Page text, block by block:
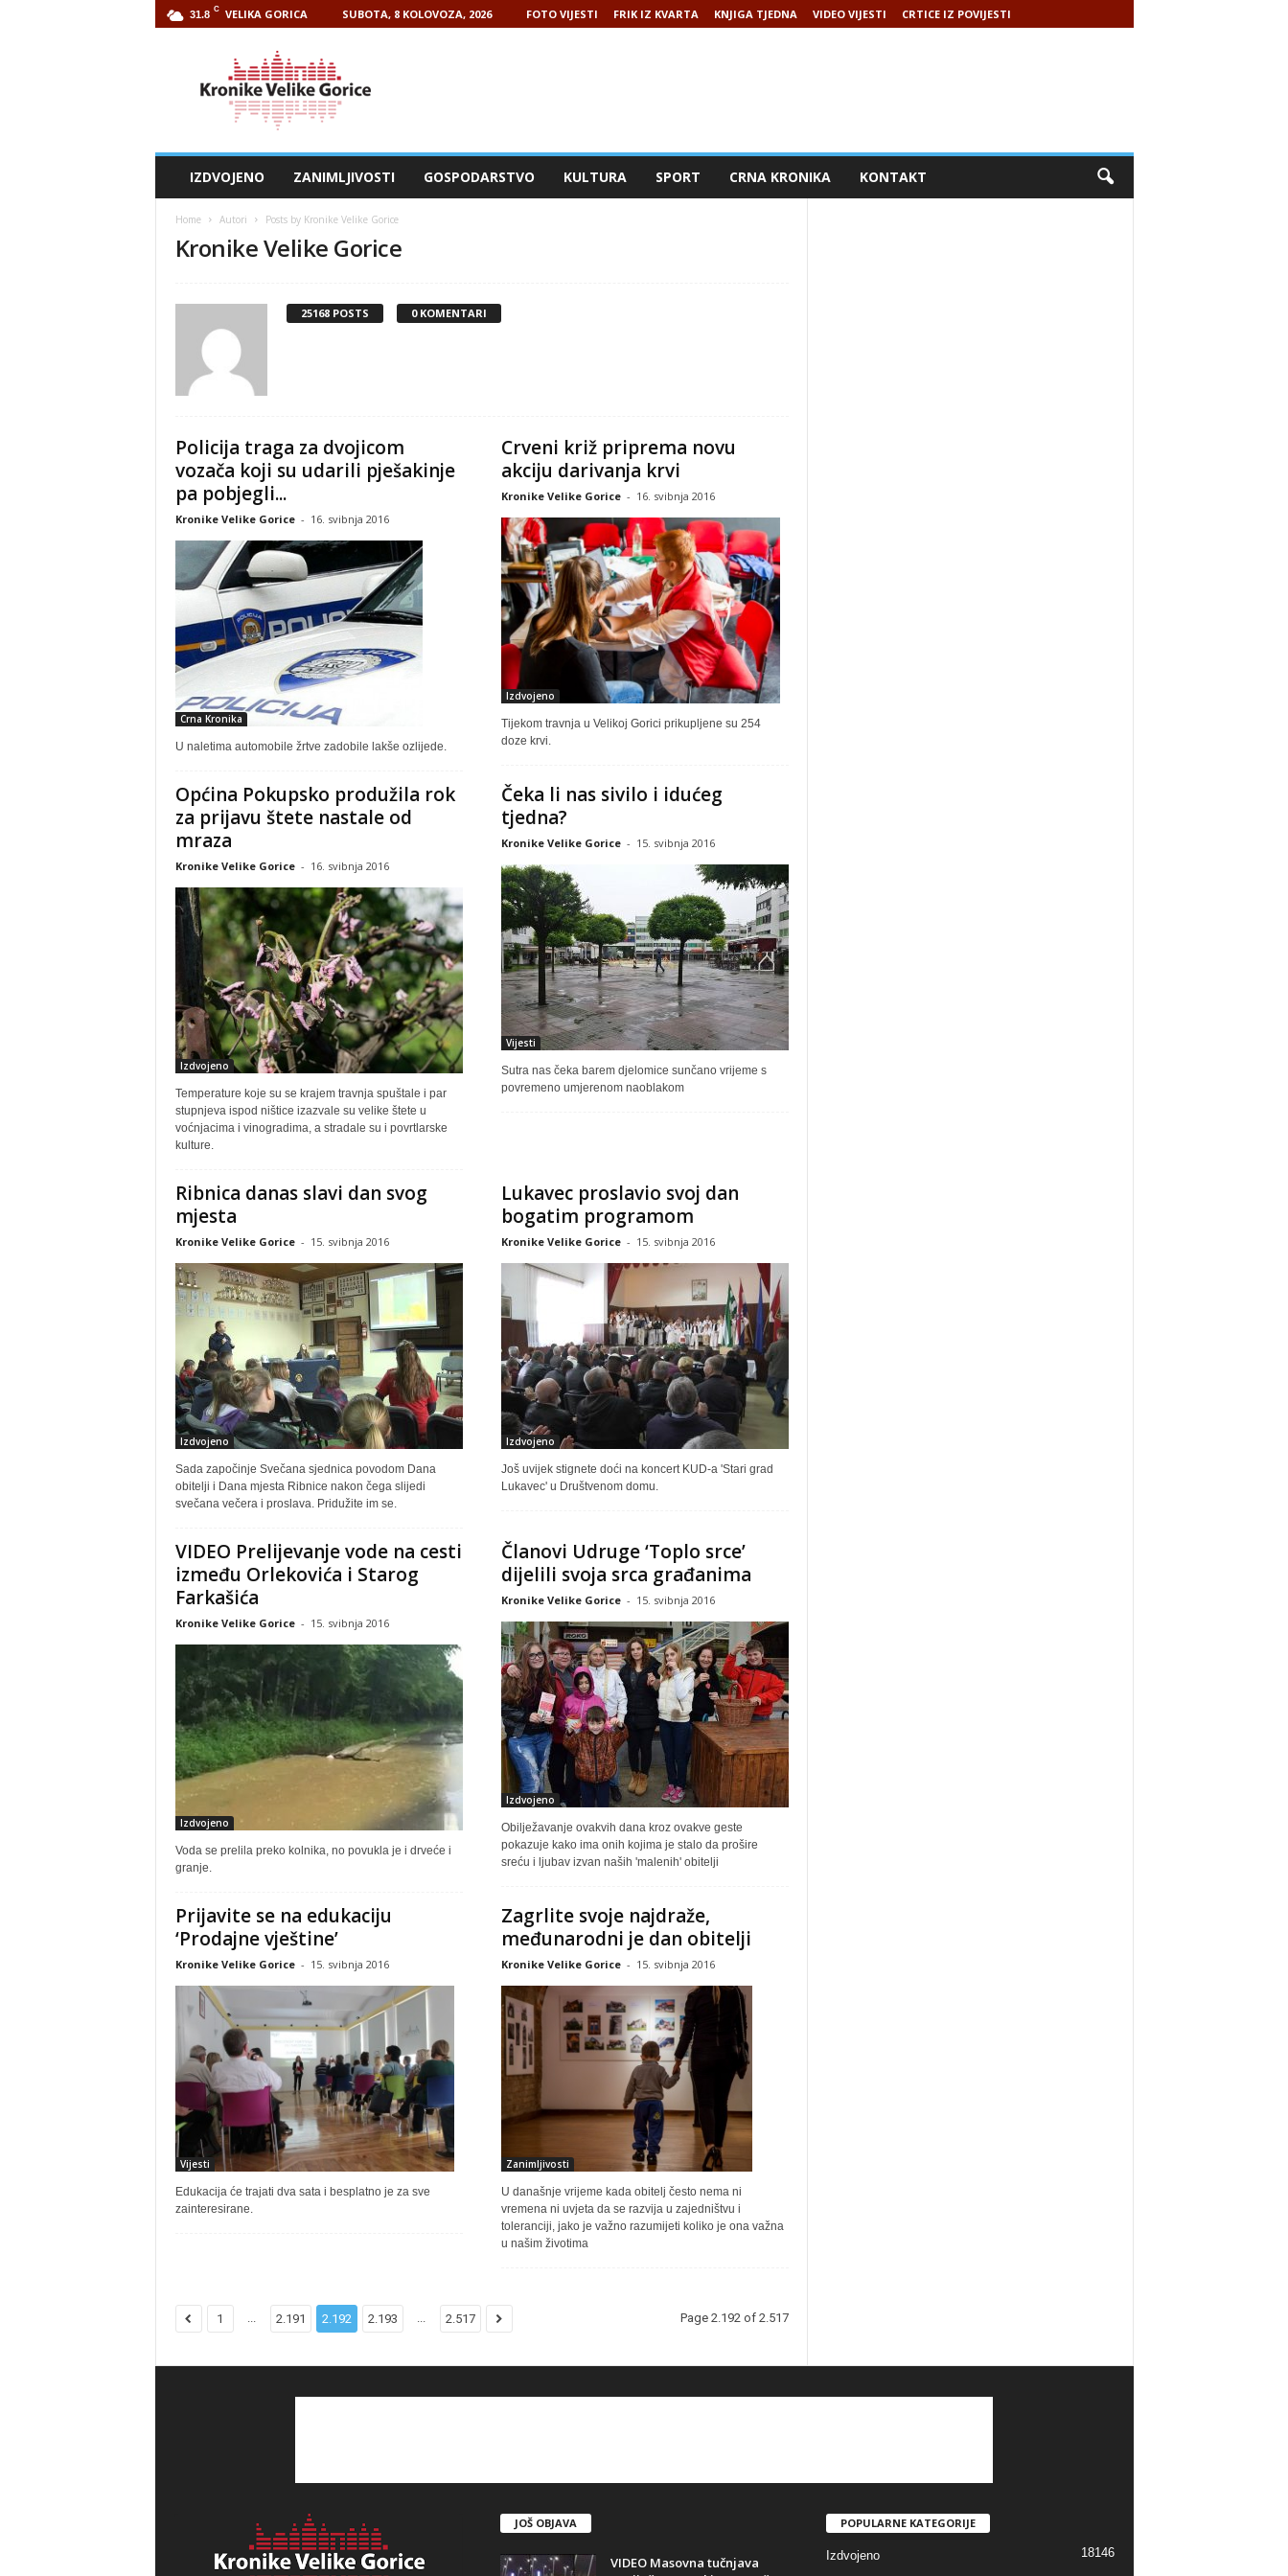
31.8 C VELIKA GORICA SUBOTA, 8 KOLOVOZA, 2026 FOTO VIJESTI FRIK IZ KVARTA KNJIGA TJEDNA VIDEO VIJESTI CRTICE IZ POVIJESTI
IZDVOJENO ZANIMLJIVOSTI GOSPODARSTVO KULTURA SPORT CRNA KRONIKA KONTAKT
Home Autori Posts by Kronike Velike Gorice
Kronike Velike Gorice
25168 POSTS 0 KOMENTARI
Policija traga za dvojicom
vozača koji su udarili pješakinje
pa pobjegli...
Kronike Velike Gorice - 16. svibnja 2016
Crna Kronika
U naletima automobile žrtve zadobile lakše ozlijede.
Crveni križ priprema novu
akciju darivanja krvi
Kronike Velike Gorice - 16. svibnja 2016
Izdvojeno
Tijekom travnja u Velikoj Gorici prikupljene su 254
doze krvi.
Općina Pokupsko produžila rok
za prijavu štete nastale od
mraza
Kronike Velike Gorice - 16. svibnja 2016
Izdvojeno
Temperature koje su se krajem travnja spuštale i par
stupnjeva ispod ništice izazvale su velike štete u
voćnjacima i vinogradima, a stradale su i povrtlarske
kulture.
Čeka li nas sivilo i idućeg
tjedna?
Kronike Velike Gorice - 15. svibnja 2016
Vijesti
Sutra nas čeka barem djelomice sunčano vrijeme s
povremeno umjerenom naoblakom
Ribnica danas slavi dan svog
mjesta
Kronike Velike Gorice - 15. svibnja 2016
Izdvojeno
Sada započinje Svečana sjednica povodom Dana
obitelji i Dana mjesta Ribnice nakon čega slijedi
svečana večera i proslava. Pridužite im se.
Lukavec proslavio svoj dan
bogatim programom
Kronike Velike Gorice - 15. svibnja 2016
Izdvojeno
Još uvijek stignete doći na koncert KUD-a 'Stari grad
Lukavec' u Društvenom domu.
VIDEO Prelijevanje vode na cesti
između Orlekovića i Starog
Farkašića
Kronike Velike Gorice - 15. svibnja 2016
Izdvojeno
Voda se prelila preko kolnika, no povukla je i drveće i
granje.
Članovi Udruge ‘Toplo srce’
dijelili svoja srca građanima
Kronike Velike Gorice - 15. svibnja 2016
Izdvojeno
Obilježavanje ovakvih dana kroz ovakve geste
pokazuje kako ima onih kojima je stalo da prošire
sreću i ljubav izvan naših 'malenih' obitelji
Prijavite se na edukaciju
‘Prodajne vještine’
Kronike Velike Gorice - 15. svibnja 2016
Vijesti
Edukacija će trajati dva sata i besplatno je za sve
zainteresirane.
Zagrlite svoje najdraže,
međunarodni je dan obitelji
Kronike Velike Gorice - 15. svibnja 2016
Zanimljivosti
U današnje vrijeme kada obitelj često nema ni
vremena ni uvjeta da se razvija u zajedništvu i
toleranciji, jako je važno razumijeti koliko je ona važna
u našim životima
1 ... 2.191 2.192 2.193 ... 2.517 Page 2.192 of 2.517
JOŠ OBJAVA
VIDEO Masovna tučnjava
POPULARNE KATEGORIJE
Izdvojeno
18146